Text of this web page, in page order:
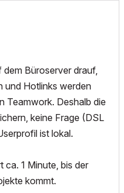
Büroserver drauf,
und Hotlinks werden
Teamwork. Deshalb die
keine Frage (DSL
ist lokal.
ca. 1 Minute, bis der
kommt.